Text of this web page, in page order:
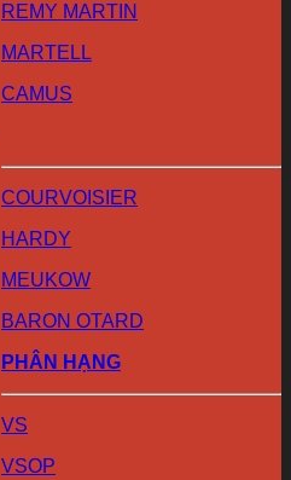
REMY MARTIN
MARTELL
CAMUS
COURVOISIER
HARDY
MEUKOW
BARON OTARD
PHÂN HẠNG
VS
VSOP